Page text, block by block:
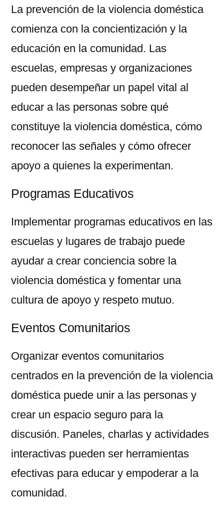
La prevención de la violencia doméstica
comienza con la concientización y la
educación en la comunidad. Las
escuelas, empresas y organizaciones
pueden desempeñar un papel vital al
educar a las personas sobre qué
constituye la violencia doméstica, cómo
reconocer las señales y cómo ofrecer
apoyo a quienes la experimentan.
Programas Educativos
Implementar programas educativos en las
escuelas y lugares de trabajo puede
ayudar a crear conciencia sobre la
violencia doméstica y fomentar una
cultura de apoyo y respeto mutuo.
Eventos Comunitarios
Organizar eventos comunitarios
centrados en la prevención de la violencia
doméstica puede unir a las personas y
crear un espacio seguro para la
discusión. Paneles, charlas y actividades
interactivas pueden ser herramientas
efectivas para educar y empoderar a la
comunidad.